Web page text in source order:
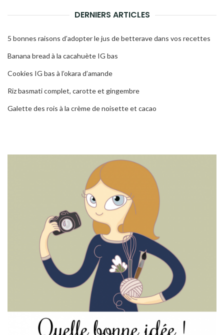
DERNIERS ARTICLES
5 bonnes raisons d’adopter le jus de betterave dans vos recettes
Banana bread à la cacahuète IG bas
Cookies IG bas à l’okara d’amande
Riz basmati complet, carotte et gingembre
Galette des rois à la crème de noisette et cacao